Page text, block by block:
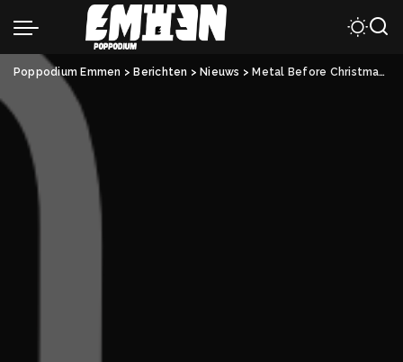
Poppodium Emmen > Berichten > Nieuws > Metal Before Christmas brengt kerstsfeer in metalstijl naar Emmen